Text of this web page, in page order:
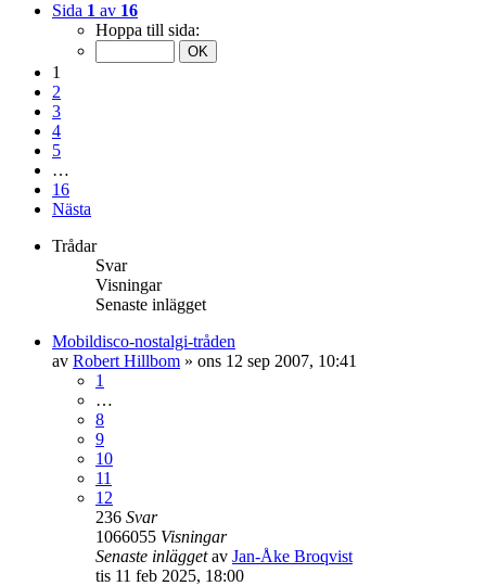
Sida 1 av 16
Hoppa till sida:
1
2
3
4
5
…
16
Nästa
Trådar
Svar
Visningar
Senaste inlägget
Mobildisco-nostalgi-tråden
av Robert Hillbom » ons 12 sep 2007, 10:41
1
…
8
9
10
11
12
236 Svar
1066055 Visningar
Senaste inläggetav Jan-Åke Broqvist
tis 11 feb 2025, 18:00